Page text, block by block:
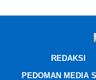
REDAKSI
PEDOMAN MEDIA